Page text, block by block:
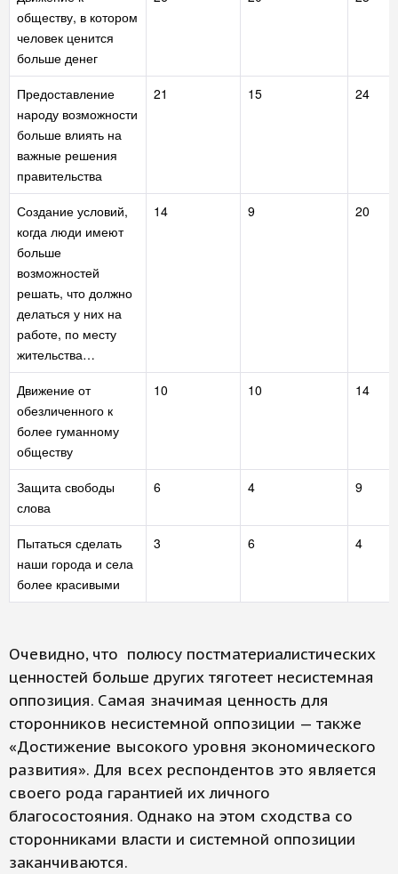
обществу, в котором
человек ценится
больше денег
Предоставление
народу возможности
больше влиять на
важные решения
правительства
21 15 24
Создание условий,
когда люди имеют
больше
возможностей
решать, что должно
делаться у них на
работе, по месту
жительства…
14 9 20
Движение от
обезличенного к
более гуманному
обществу
10 10 14
Защита свободы
слова
6 4 9
Пытаться сделать
наши города и села
более красивыми
3 6 4
Очевидно, что полюсу постматериалистических
ценностей больше других тяготеет несистемная
оппозиция. Самая значимая ценность для
сторонников несистемной оппозиции — также
«Достижение высокого уровня экономического
развития». Для всех респондентов это является
своего рода гарантией их личного
благосостояния. Однако на этом сходства со
сторонниками власти и системной оппозиции
заканчиваются.